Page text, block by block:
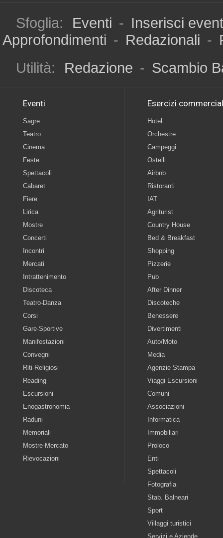
Sfoglia: Eventi - Inserisci
Approfondimenti - Redazionali -
Utilità:
Redazione - Scambio
Eventi
Sagre
Teatro
Cinema
Feste
Spettacoli
Cabaret
Fiere
Lirica
Mostre
Concerti
Incontri
Mercati
Intrattenimento
Discoteca
Teatro-Danza
Corsi
Gare-Sportive
Manifestazioni
Convegni
Riti-Religiosi
Reading
Escursioni
Enogastronomia
Raduni
Memoriali
Mostre-Mercato
Rievocazioni
Esercizi
Hotel
Orchestre
Campeggi
Ostelli
Airbnb
Ristoranti
IAT
Agriturist
Country House
Bed & Breakfast
Shopping
Pizzerie
Pub
After Dinner
Discoteche
Benessere
Divertimenti
Auto/Moto
Media
Agenzie Stampa
Viaggi Escursioni
Comuni
Associazioni
Informatica
Immobiliari
Proloco
Enti
Spettacoli
Fotografia
Stab. Balneari
Sport
Villaggi turistici
Servizi e Aziende